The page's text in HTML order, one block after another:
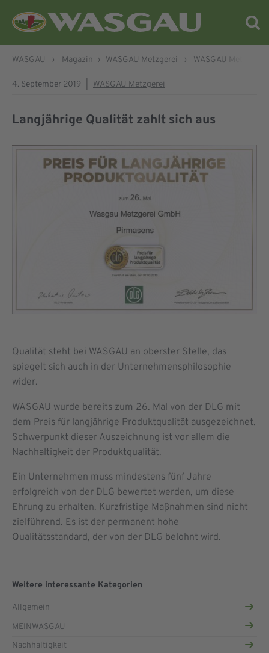
WASGAU › Magazin › WASGAU Metzgerei › WASGAU
4. September 2019 WASGAU Metzgerei
Langjährige Qualität zahlt sich aus
Qualität steht bei WASGAU an oberster Stelle, das
spiegelt sich auch in der Unternehmensphilosophie
wider.
WASGAU wurde bereits zum 26. Mal von der DLG mit
dem Preis für langjährige Produktqualität ausgezeichnet.
Schwerpunkt dieser Auszeichnung ist vor allem die
Nachhaltigkeit der Produktqualität.
Ein Unternehmen muss mindestens fünf Jahre
erfolgreich von der DLG bewertet werden, um diese
Ehrung zu erhalten. Kurzfristige Maßnahmen sind nicht
zielführend. Es ist der permanent hohe
Qualitätsstandard, der von der DLG belohnt wird.
Weitere interessante Kategorien
Allgemein
MEINWASGAU
Nachhaltigkeit